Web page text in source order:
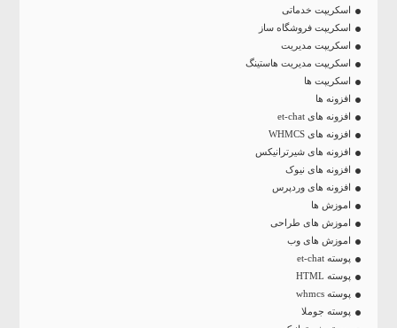
اسکریپت خدماتی
اسکریپت فروشگاه ساز
اسکریپت مدیریت
اسکریپت مدیریت هاستینگ
اسکریپت ها
افزونه ها
افزونه های et-chat
افزونه های WHMCS
افزونه های شیرترانیکس
افزونه های نیوک
افزونه های وردپرس
اموزش ها
اموزش های طراحی
اموزش های وب
پوسته et-chat
پوسته HTML
پوسته whmcs
پوسته جوملا